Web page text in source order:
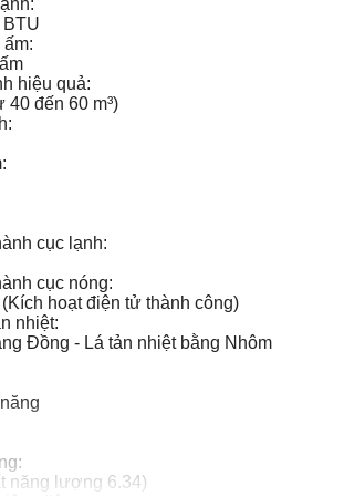
không gian sống không được
quả kiểm nghiệm và giấy
nghệ Nanoe™️ X có khả
rút Corona trong điều kiện
BTU
hiệu quả:
40 đến 60 m³)
cục lạnh:
cục nóng:
hoạt điện tử thành công)
nhiệt:
Đồng - Lá tản nhiệt bằng Nhôm
năng lượng 6.34)